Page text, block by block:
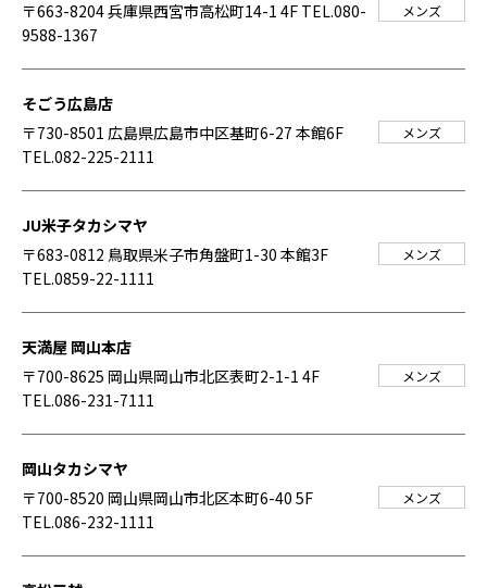
〒663-8204 兵庫県西宮市高松町14-1 4F TEL.080-
9588-1367
メンズ
そごう広島店
〒730-8501 広島県広島市中区基町6-27 本館6F
TEL.082-225-2111
メンズ
JU米子タカシマヤ
〒683-0812 鳥取県米子市角盤町1-30 本館3F
TEL.0859-22-1111
メンズ
天満屋 岡山本店
〒700-8625 岡山県岡山市北区表町2-1-1 4F
TEL.086-231-7111
メンズ
岡山タカシマヤ
〒700-8520 岡山県岡山市北区本町6-40 5F
TEL.086-232-1111
メンズ